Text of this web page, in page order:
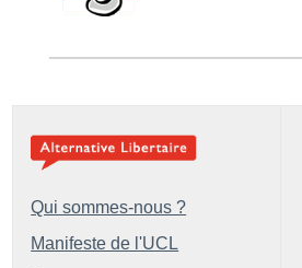
Qui sommes-nous ?
Manifeste de l'UCL